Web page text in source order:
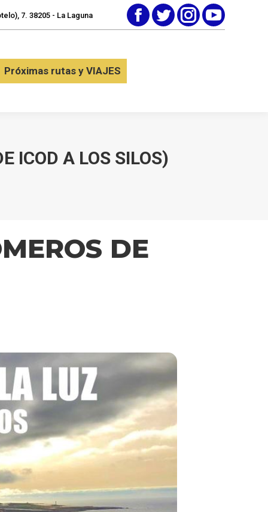
7. 38205 - La Laguna
FacebookTwitterInstagramYouTube
Próximas rutas y VIAJES
ICOD A LOS SILOS)
DE